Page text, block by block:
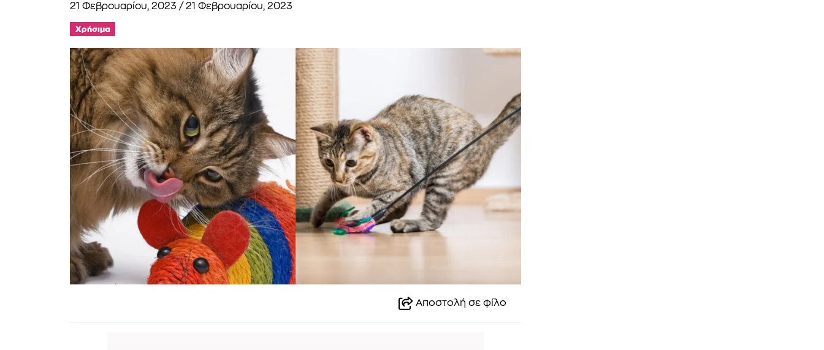
21 Φεβρουαρίου, 2023 / 21 Φεβρουαρίου, 2023
Χρήσιμα
Αποστολή σε φίλο